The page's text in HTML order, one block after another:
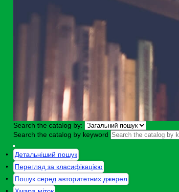
Search the catalog by:
Search the catalog by keyword
Детальніший пошук
Перегляд за класифікацією
Пошук серед авторитетних джерел